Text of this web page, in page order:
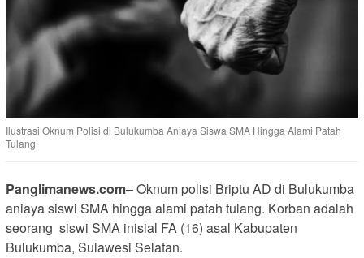
Ilustrasi Oknum Polisi di Bulukumba Aniaya Siswa SMA Hingga Alami Patah
Tulang
Panglimanews.com– Oknum polisi Briptu AD di Bulukumba
aniaya siswi SMA hingga alami patah tulang. Korban adalah
seorang siswi SMA inisial FA (16) asal Kabupaten
Bulukumba, Sulawesi Selatan.